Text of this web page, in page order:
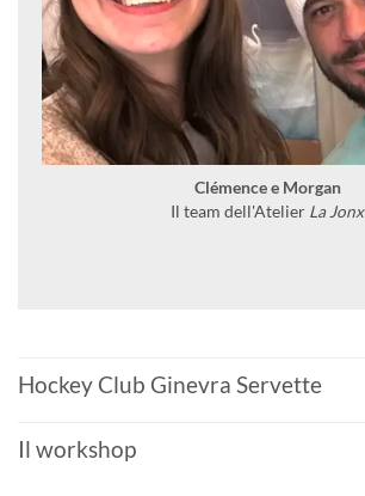
Clémence e Morgan
Il team dell'Atelier La Jonx
Hockey Club Ginevra Servette
Il workshop